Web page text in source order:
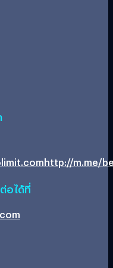
http://m.me/
อได้ที่